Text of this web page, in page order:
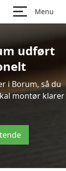
Menu
udført
i Borum, så du
montør klarer